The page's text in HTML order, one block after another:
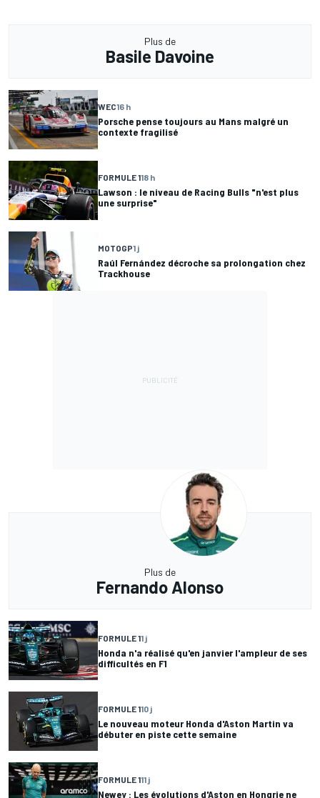
Plus de
Basile Davoine
WEC16 h
Porsche pense toujours au Mans malgré un
contexte fragilisé
FORMULE 118 h
Lawson : le niveau de Racing Bulls "n'est plus
une surprise"
MOTOGP1 j
Raúl Fernández décroche sa prolongation chez
Trackhouse
Plus de
Fernando Alonso
FORMULE 11 j
Honda n'a réalisé qu'en janvier l'ampleur de ses
difficultés en F1
FORMULE 110 j
Le nouveau moteur Honda d'Aston Martin va
débuter en piste cette semaine
FORMULE 111 j
Newey : Les évolutions d'Aston en Hongrie ne